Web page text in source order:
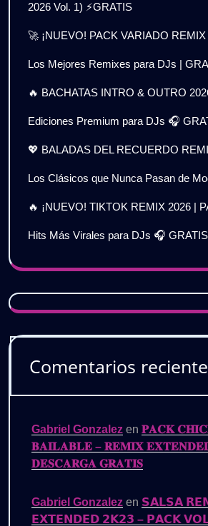
2026 Vol. 1) ⚡GRATIS
🚀 ¡NUEVO! PACK VARIADO
Los Mejores Remixes para DJs |
🔥 BACHATAS INTRO & OUTRO
Ediciones Premium para DJs 🎧
💖 BALADAS DEL RECUERDO
Los Clásicos que Nunca Pasan de
🔥 ¡NUEVO! TIKTOK REMIX 2026 |
Hits Más Virales para DJs 🎧 GRATIS
Comentarios
Gabriel Gonzalez en 𝐏𝐀𝐂𝐊
𝐁𝐀𝐈𝐋𝐀𝐁𝐋𝐄 – 𝐑𝐄𝐌𝐈𝐗 𝐄𝐗𝐓𝐄𝐍𝐃𝐄𝐃
𝐃𝐄𝐒𝐂𝐀𝐑𝐆𝐀 𝐆𝐑𝐀𝐓𝐈𝐒
Gabriel Gonzalez en 𝗦𝗔𝗟𝗦𝗔
𝗘𝗫𝗧𝗘𝗡𝗗𝗘𝗗 𝟮𝗞𝟮𝟯 – 𝗣𝗔𝗖𝗞